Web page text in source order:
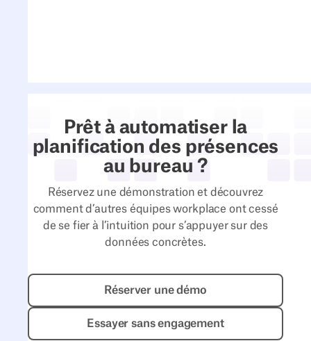
Prêt à automatiser la
planification des présences
au bureau ?
Réservez une démonstration et découvrez
comment d’autres équipes workplace ont cessé
de se fier à l’intuition pour s’appuyer sur des
données concrètes.
Réserver une démo
Essayer sans engagement
Essayer sans engagement